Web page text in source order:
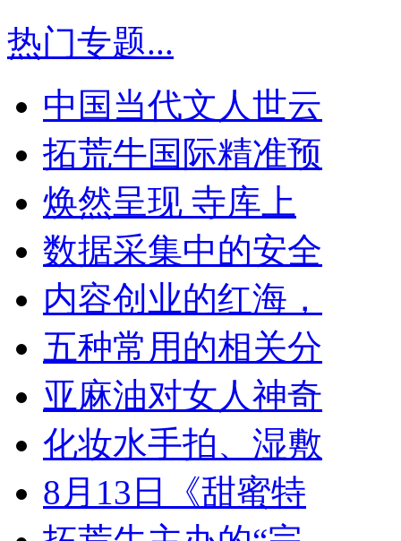
热门专题...
中国当代文人世云
拓荒牛国际精准预
焕然呈现 寺库上
数据采集中的安全
内容创业的红海，
五种常用的相关分
亚麻油对女人神奇
化妆水手拍、湿敷
8月13日《甜蜜特